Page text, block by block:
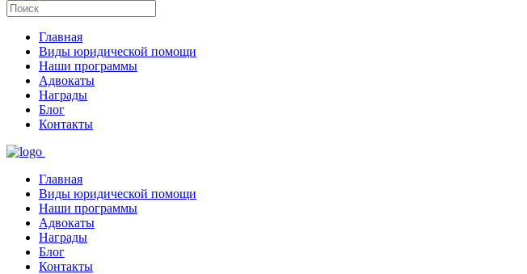
Главная
Виды юридической помощи
Наши программы
Адвокаты
Награды
Блог
Контакты
Главная
Виды юридической помощи
Наши программы
Адвокаты
Награды
Блог
Контакты